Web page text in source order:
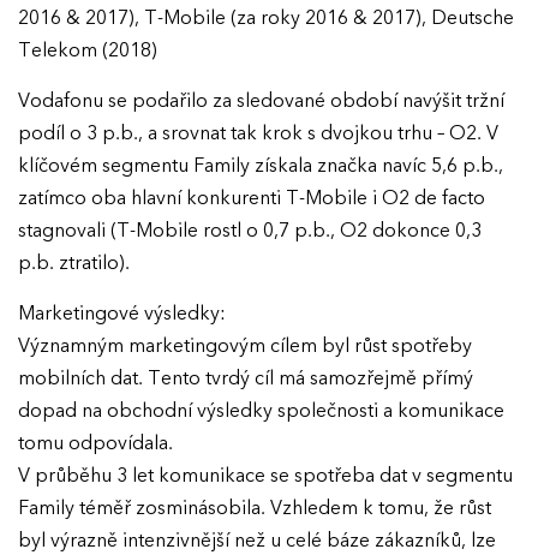
2016 & 2017), T-Mobile (za roky 2016 & 2017), Deutsche
Telekom (2018)
Vodafonu se podařilo za sledované období navýšit tržní
podíl o 3 p.b., a srovnat tak krok s dvojkou trhu – O2. V
klíčovém segmentu Family získala značka navíc 5,6 p.b.,
zatímco oba hlavní konkurenti T-Mobile i O2 de facto
stagnovali (T-Mobile rostl o 0,7 p.b., O2 dokonce 0,3
p.b. ztratilo).
Marketingové výsledky:
Významným marketingovým cílem byl růst spotřeby
mobilních dat. Tento tvrdý cíl má samozřejmě přímý
dopad na obchodní výsledky společnosti a komunikace
tomu odpovídala.
V průběhu 3 let komunikace se spotřeba dat v segmentu
Family téměř zosminásobila. Vzhledem k tomu, že růst
byl výrazně intenzivnější než u celé báze zákazníků, lze